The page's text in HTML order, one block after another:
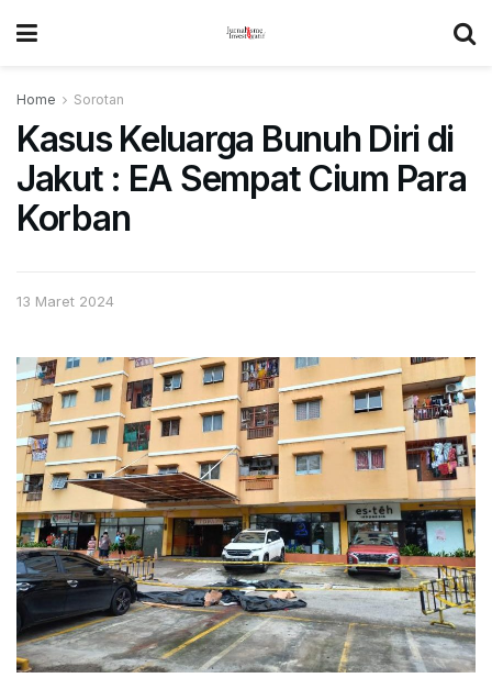
Home Sorotan
Kasus Keluarga Bunuh Diri di
Jakut : EA Sempat Cium Para
Korban
13 Maret 2024